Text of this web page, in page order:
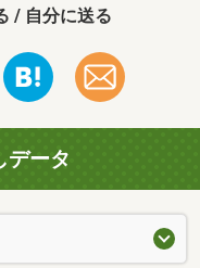
/ 自分に送る
データ